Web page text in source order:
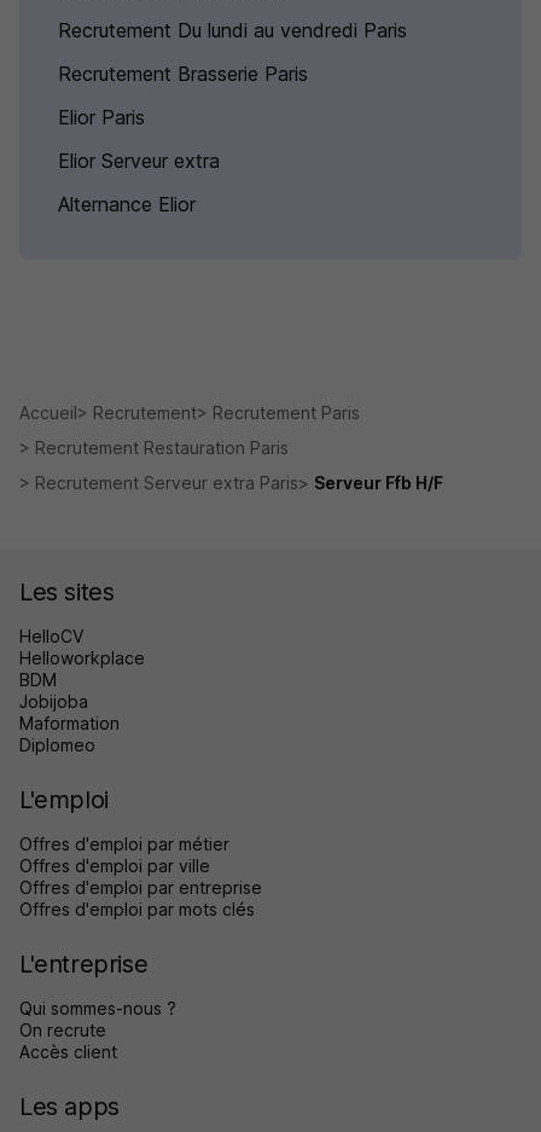
Recrutement Du lundi au vendredi Paris
Recrutement Brasserie Paris
Elior Paris
Elior Serveur extra
Alternance Elior
Accueil Recrutement
Recrutement Paris
Recrutement Restauration Paris
Recrutement Serveur extra Paris
Serveur Ffb H/F
Les sites
HelloCV
Helloworkplace
BDM
Jobijoba
Maformation
Diplomeo
L'emploi
Offres d'emploi par métier
Offres d'emploi par ville
Offres d'emploi par entreprise
Offres d'emploi par mots clés
L'entreprise
Qui sommes-nous ?
On recrute
Accès client
Les apps